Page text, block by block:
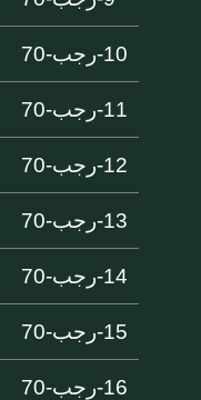
10-رجب-70
11-رجب-70
12-رجب-70
13-رجب-70
14-رجب-70
15-رجب-70
16-رجب-70